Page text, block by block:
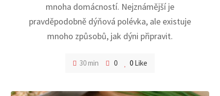
mnoha domácností. Nejznámější je
pravděpodobně dýňová polévka, ale existuje
mnoho způsobů, jak dýni připravit.
30 min 0 0 Like